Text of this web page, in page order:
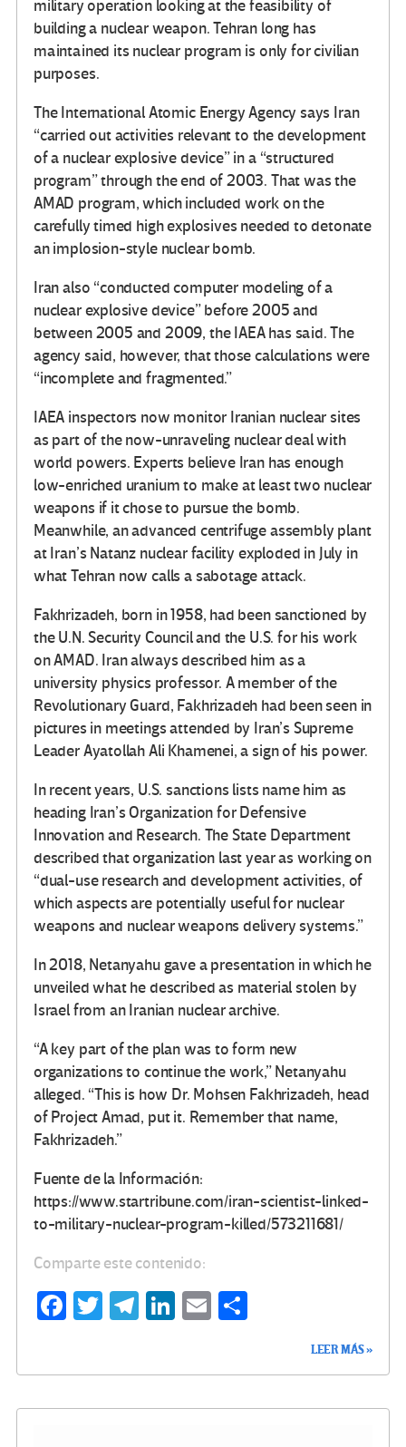
military operation looking at the feasibility of
building a nuclear weapon. Tehran long has
maintained its nuclear program is only for civilian
purposes.
The International Atomic Energy Agency says Iran
“carried out activities relevant to the development
of a nuclear explosive device” in a “structured
program” through the end of 2003. That was the
AMAD program, which included work on the
carefully timed high explosives needed to detonate
an implosion-style nuclear bomb.
Iran also “conducted computer modeling of a
nuclear explosive device” before 2005 and
between 2005 and 2009, the IAEA has said. The
agency said, however, that those calculations were
“incomplete and fragmented.”
IAEA inspectors now monitor Iranian nuclear sites
as part of the now-unraveling nuclear deal with
world powers. Experts believe Iran has enough
low-enriched uranium to make at least two nuclear
weapons if it chose to pursue the bomb.
Meanwhile, an advanced centrifuge assembly plant
at Iran’s Natanz nuclear facility exploded in July in
what Tehran now calls a sabotage attack.
Fakhrizadeh, born in 1958, had been sanctioned by
the U.N. Security Council and the U.S. for his work
on AMAD. Iran always described him as a
university physics professor. A member of the
Revolutionary Guard, Fakhrizadeh had been seen in
pictures in meetings attended by Iran’s Supreme
Leader Ayatollah Ali Khamenei, a sign of his power.
In recent years, U.S. sanctions lists name him as
heading Iran’s Organization for Defensive
Innovation and Research. The State Department
described that organization last year as working on
“dual-use research and development activities, of
which aspects are potentially useful for nuclear
weapons and nuclear weapons delivery systems.”
In 2018, Netanyahu gave a presentation in which he
unveiled what he described as material stolen by
Israel from an Iranian nuclear archive.
“A key part of the plan was to form new
organizations to continue the work,” Netanyahu
alleged. “This is how Dr. Mohsen Fakhrizadeh, head
of Project Amad, put it. Remember that name,
Fakhrizadeh.”
Fuente de la Información:
https://www.startribune.com/iran-scientist-linked-
to-military-nuclear-program-killed/573211681/
Comparte este contenido:
Fa T
Te Li
E
LEER MÁS »